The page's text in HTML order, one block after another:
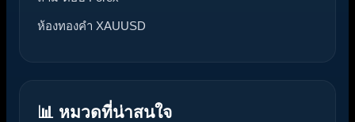
ห้องทองคำ XAUUSD
📊 หมวดที่น่าสนใจ